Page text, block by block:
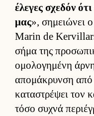
έλεγες σχεδόν
μας», σημειώνει
Marin de
σήμα της
ομολογημένη
απομάκρυνση
καταστρέψει τον
τόσο συχνά